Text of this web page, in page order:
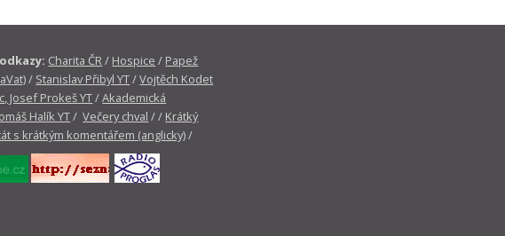
Charita ČR/ Hospice / Papež
/ Stanislav Přibyl YT/Vojtěch Kodet
Josef Prokeš YT/Akademická
Halík YT/Večery chval / / Krátký
s krátkým komentářem (anglicky)/